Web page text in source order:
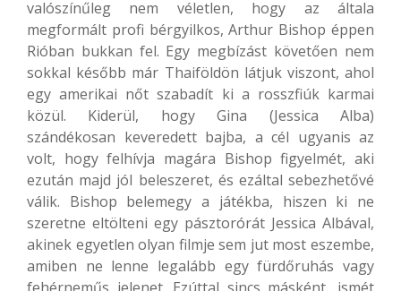
valószínűleg nem véletlen, hogy az általa
megformált profi bérgyilkos, Arthur Bishop éppen
Rióban bukkan fel. Egy megbízást követően nem
sokkal később már Thaiföldön látjuk viszont, ahol
egy amerikai nőt szabadít ki a rosszfiúk karmai
közül. Kiderül, hogy Gina (Jessica Alba)
szándékosan keveredett bajba, a cél ugyanis az
volt, hogy felhívja magára Bishop figyelmét, aki
ezután majd jól beleszeret, és ezáltal sebezhetővé
válik. Bishop belemegy a játékba, hiszen ki ne
szeretne eltölteni egy pásztorórát Jessica Albával,
akinek egyetlen olyan filmje sem jut most eszembe,
amiben ne lenne legalább egy fürdőruhás vagy